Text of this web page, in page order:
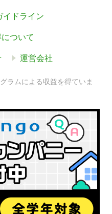
イドライン
ついて
運営会社
ラムによる収益を得ていま